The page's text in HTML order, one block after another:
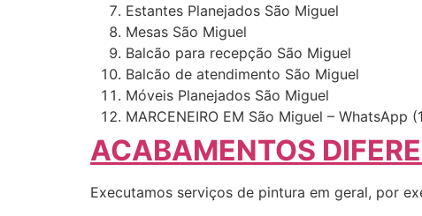
Estantes Planejados São Miguel
Mesas São Miguel
Balcão para recepção São Miguel
Balcão de atendimento São Miguel
Móveis Planejados São Miguel
MARCENEIRO EM São Miguel – WhatsApp
ACABAMENTOS
Executamos serviços de pintura em geral, por